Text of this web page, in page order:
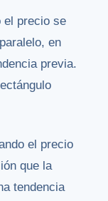
el precio se
en
previa.
el precio
que la
tendencia